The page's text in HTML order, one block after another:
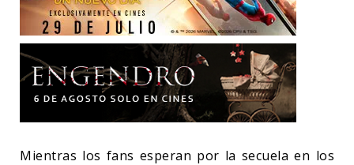
Mientras los fans esperan por la secuela en los